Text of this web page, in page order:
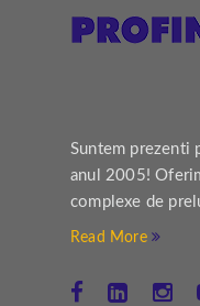
Suntem prezenti
anul 2005!
complexe de
Read More